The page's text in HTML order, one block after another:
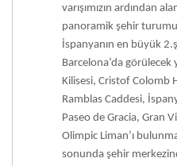
varışımızın ardından
panoramik şehir
İspanyanın en büyük
Barcelona’da görülecek
Kilisesi, Cristof Colomb
Ramblas Caddesi,
Paseo de Gracia, Gran
Olimpic Liman’ı
sonunda şehir